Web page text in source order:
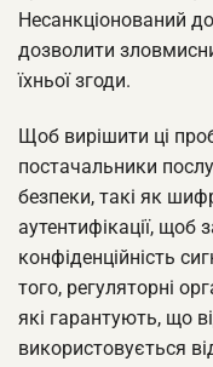
Несанкціонований
дозволити
їхньої згоди.
Щоб вирішити ці
постачальники
безпеки, такі як
аутентифікації, щоб
конфіденційність
того, регуляторні
які гарантують, що
використовується